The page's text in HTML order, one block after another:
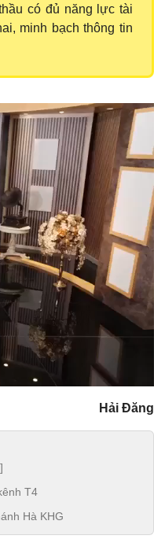
có đủ năng lực tài
minh bạch thông tin
Hải Đăng
T4
Hà KHG